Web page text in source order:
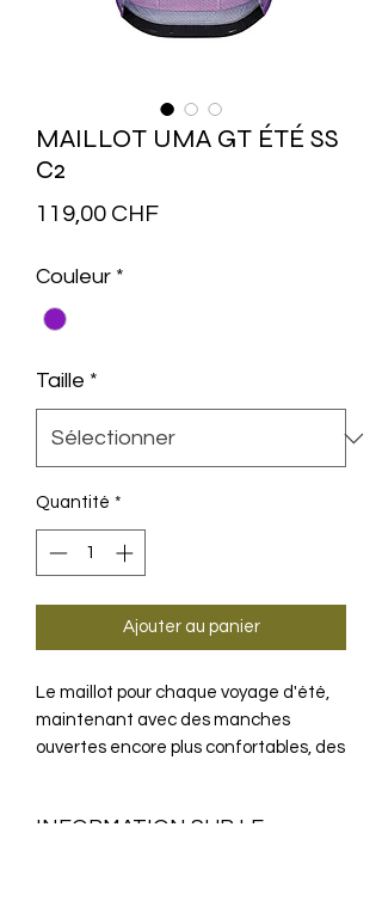
MAILLOT UMA GT ÉTÉ SS
C2
119,00 CHFPrix
Couleur *
Taille *
Quantité *
Ajouter au panier
Le maillot pour chaque voyage d'été,
maintenant avec des manches
ouvertes encore plus confortables, des
INFORMATION SUR LE